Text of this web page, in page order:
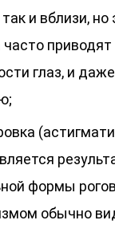
и вблизи, но
часто приводят
глаз, и
формы
обычно